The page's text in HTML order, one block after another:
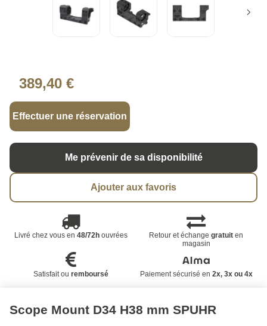
389,40 €
Effectuer une réservation
Me prévenir de sa disponibilité
Ajouter aux favoris
Livré chez vous en 48/72houvrées Retour et échangegratuit en
magasin
Satisfait ou remboursé Paiement sécurisé en 2x, 3x ou 4x
Scope Mount D34 H38 mm SPUHR